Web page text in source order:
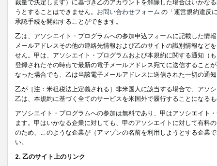
裁量で決定します）に基づき乙のアカウントを解除した場合はいかな
うとすることはできません。 お問い合わせフォーム の「運営規約違反
承認手続を開始することができます。
乙は、アソシエイト・プログラムへの参加申込フォームに記載した情
メールアドレスその他の連絡先情報および乙のサイトの識別情報など
せん。甲は、アソシエイト・プログラムおよび本規約に関する通知（
登録されたその時点で最新の電子メールアドレス宛てに送信すること
なった場合でも、乙は当該電子メールアドレスに送信された一切の通
乙が［注：米租税法上定義される］非米国人に該当する場合で、アソ
乙は、本規約に基づく全てのサービスを米国外で履行することになる
アソシエイト・プログラムへの参加は無料であり、甲はアソシエイト
ます。甲はいかなる企業に対しても、甲のアソシエイトに対して有料
のため、このような企業が（アマゾンの名前を利用しようとする企業
い。
2. 乙のサイト上のリンク